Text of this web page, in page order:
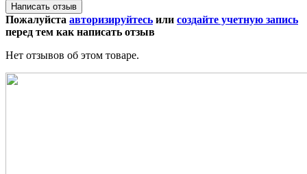
Написать отзыв
Пожалуйста авторизируйтесь или создайте учетную запись
перед тем как написать отзыв
Нет отзывов об этом товаре.